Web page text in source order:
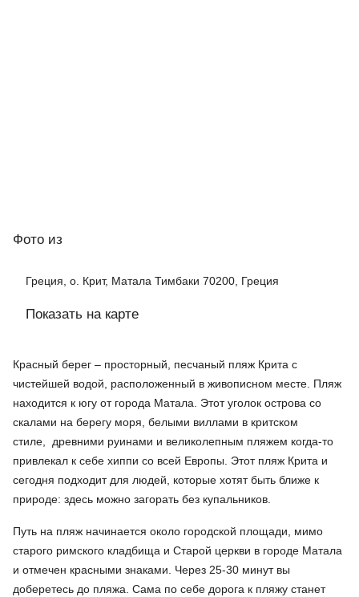
Фото из
Греция, о. Крит, Матала Тимбаки 70200, Греция
Показать на карте
Красный берег – просторный, песчаный пляж Крита с
чистейшей водой, расположенный в живописном месте. Пляж
находится к югу от города Матала. Этот уголок острова со
скалами на берегу моря, белыми виллами в критском
стиле, древними руинами и великолепным пляжем когда-то
привлекал к себе хиппи со всей Европы. Этот пляж Крита и
сегодня подходит для людей, которые хотят быть ближе к
природе: здесь можно загорать без купальников.
Путь на пляж начинается около городской площади, мимо
старого римского кладбища и Старой церкви в городе Матала
и отмечен красными знаками. Через 25-30 минут вы
доберетесь до пляжа. Сама по себе дорога к пляжу станет